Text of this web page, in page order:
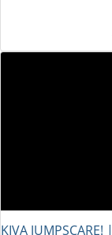
KIVA